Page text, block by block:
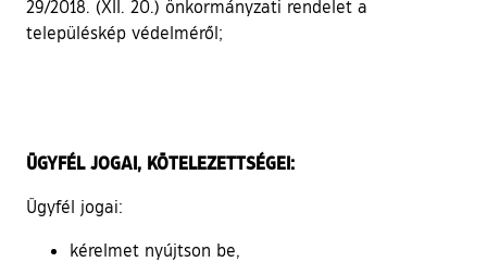
29/2018. (XII. 20.) önkormányzati rendelet a
településkép védelméről;
ÜGYFÉL JOGAI, KÖTELEZETTSÉGEI:
Ügyfél jogai:
kérelmet nyújtson be,